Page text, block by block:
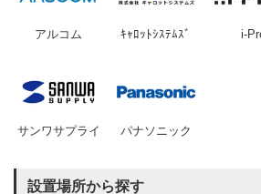
アルコム ｷｬﾛｯﾄｼｽﾃﾑｽﾞ i-
サンワサプライ パナソニック
設置場所から探す